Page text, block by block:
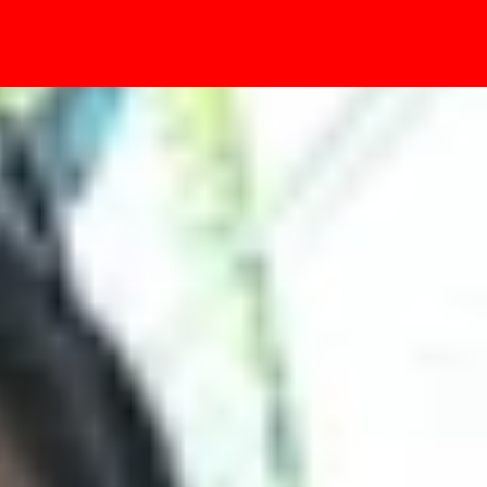
Sự kiện
khiến người dùng